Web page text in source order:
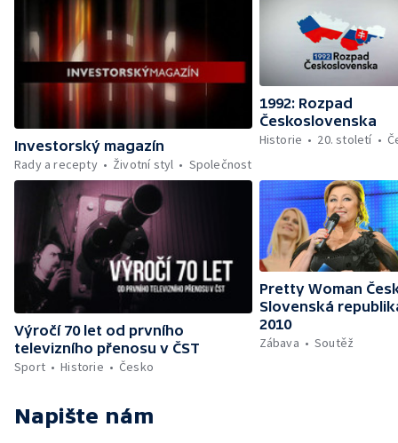
Investorský magazín
Rady a recepty
Životní styl Společnost
1992: Rozpad
Československa
Historie
20. století
Výročí 70 let od prvního
televizního přenosu v ČST
Sport
Historie Česko
Pretty Woman
Slovenská
2010
Zábava
Soutěž
Napište nám